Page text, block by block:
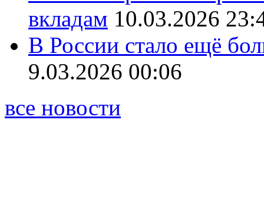
вкладам 10.03.2026
В России стало ещё
9.03.2026 00:06
все новости